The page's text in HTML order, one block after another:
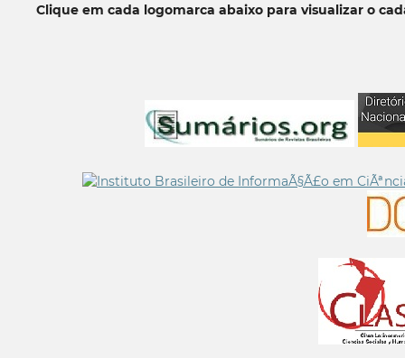
Clique em cada logomarca abaixo para visualizar o